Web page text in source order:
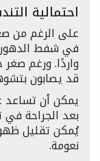
احتمالية
على الرغم من
في شفط الدهون
واردًا. ورغم
قد يصابون
يمكن أن تساعد
بعد الجراحة في
يُمكن تقليل
نعومة.